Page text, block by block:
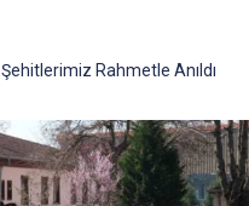
Şehitlerimiz Rahmetle Anıldı